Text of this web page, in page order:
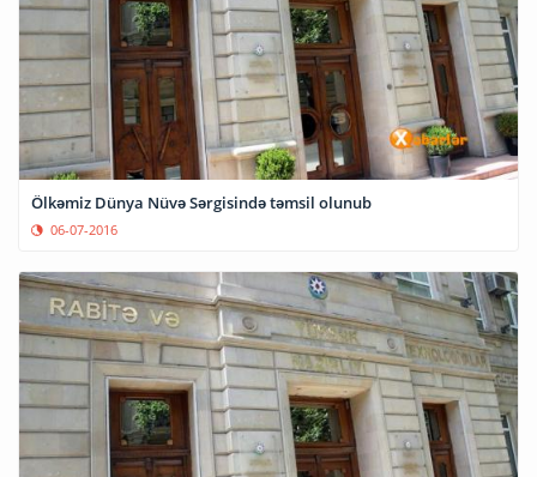
Ölkəmiz Dünya Nüvə Sərgisində təmsil olunub
06-07-2016